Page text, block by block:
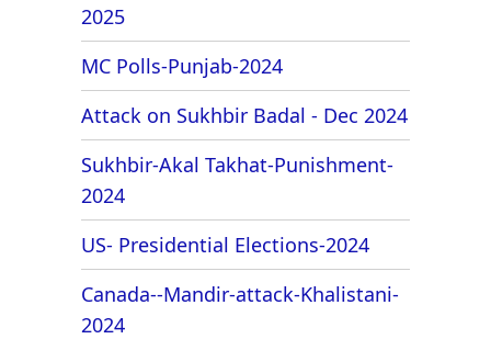
2025
MC Polls-Punjab-2024
Attack on Sukhbir Badal - Dec 2024
Sukhbir-Akal Takhat-Punishment-
2024
US- Presidential Elections-2024
Canada--Mandir-attack-Khalistani-
2024